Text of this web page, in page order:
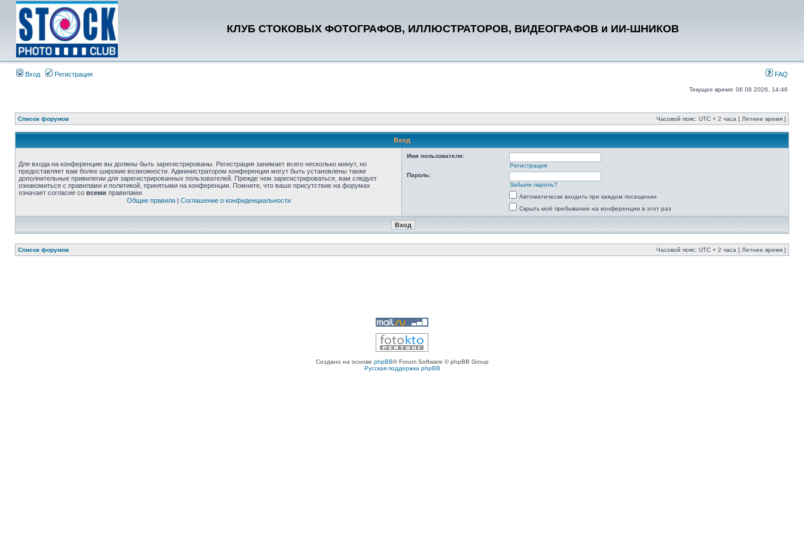
КЛУБ СТОКОВЫХ ФОТОГРАФОВ, ИЛЛЮСТРАТОРОВ, ВИДЕОГРАФОВ и ИИ-ШНИКОВ
Вход Регистрация FAQ
Текущее время: 06 08 2026, 14:46
Список форумов Часовой пояс: UTC + 2 часа [ Летнее время ]
Вход
Для входа на конференцию вы должны быть зарегистрированы. Регистрация занимает всего несколько минут, но
предоставляет вам более широкие возможности. Администратором конференции могут быть установлены также
дополнительные привилегии для зарегистрированных пользователей. Прежде чем зарегистрироваться, вам следует
ознакомиться с правилами и политикой, принятыми на конференции. Помните, что ваше присутствие на форумах
означает согласие со всеми правилами.
Общие правила| Соглашение о конфиденциальности
Имя пользователя:
Регистрация
Пароль:
Забыли пароль?
Автоматически входить при каждом посещении
Скрыть моё пребывание на конференции в этот раз
Список форумов Часовой пояс: UTC + 2 часа [ Летнее время ]
Создано на основе phpBB® Forum Software © phpBB Group
Русская поддержка phpBB